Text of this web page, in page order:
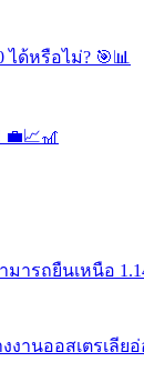
ด้หรือไม่? 🎯📊
ารถยืนเหนือ
งานออสเตรเลีย